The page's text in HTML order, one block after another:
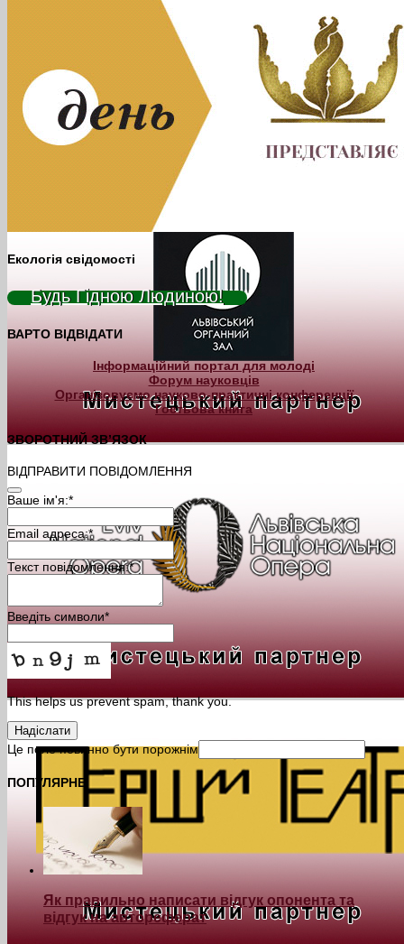
Екологія свідомості
Будь Гідною Людиною!
ВАРТО ВІДВІДАТИ
Інформаційний портал для молоді
Форум науковців
Організовуємо науково-практичні конференції
Гостьова книга
ЗВОРОТНИЙ ЗВ’ЯЗОК
ВІДПРАВИТИ ПОВІДОМЛЕННЯ
Ваше ім'я:*
Email адреса:*
Текст повідомлення:*
Введіть символи*
This helps us prevent spam, thank you.
Надіслати
Це поле повинно бути порожнім
ПОПУЛЯРНЕ
Як правильно написати відгук опонента та
відгук на автореферат